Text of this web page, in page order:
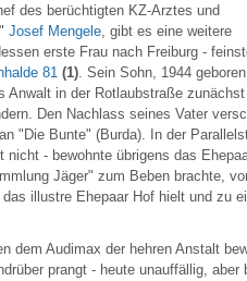
des berüchtigten KZ-Arztes und
Josef Mengele , gibt es eine weitere
erste Frau nach Freiburg -
81 (1) . Sein Sohn, 1944
Anwalt in der Rotlaubstraße
Den Nachlass seines Vater
"Die Bunte" (Burda). In der
nicht - bewohnte übrigens das
Jäger" zum Beben brachte,
illustre Ehepaar Hof hielt und zu
dem Audimax der hehren Anstalt
prangt - heute unauffällig,